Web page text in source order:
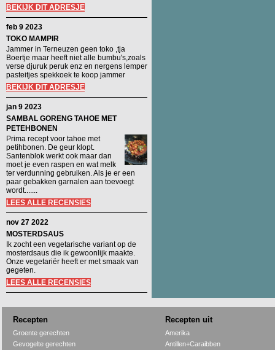
BEKIJK DIT ADRESJE
feb 9 2023
TOKO MAMPIR
Jammer in Terneuzen geen toko ,tja
Boertje maar heeft niet alle bumbu's,zoals
verse djuruk peruk enz en nergens lemper
pasteitjes spekkoek te koop jammer
BEKIJK DIT ADRESJE
jan 9 2023
SAMBAL GORENG TAHOE MET
PETEHBONEN
Prima recept voor tahoe met
petihbonen. De geur klopt.
Santenblok werkt ook maar dan
moet je even raspen en wat melk
ter verdunning gebruiken. Als je er een
paar gebakken garnalen aan toevoegt
wordt.......
LEES ALLE RECENSIES
nov 27 2022
MOSTERDSAUS
Ik zocht een vegetarische variant op de
mosterdsaus die ik gewoonlijk maakte.
Onze vegetariër heeft er met smaak van
gegeten.
LEES ALLE RECENSIES
Recepten Recepten uit
Groente gerechten
Gevogelte gerechten
Amerika
Antillen+Caraibben